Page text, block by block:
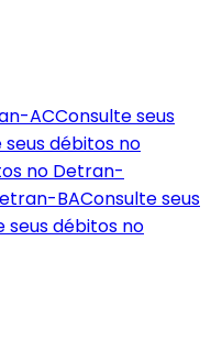
ACConsulte seus
seus débitos no
no Detran-
BAConsulte seus
seus débitos no